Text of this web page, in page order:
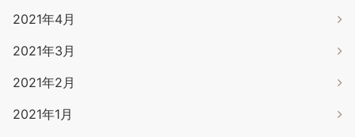
2021年4月
2021年3月
2021年2月
2021年1月